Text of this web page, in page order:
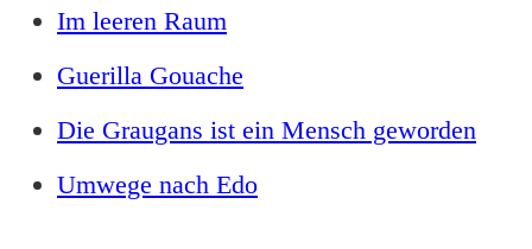
Im leeren Raum
Guerilla Gouache
Die Graugans ist ein Mensch geworden
Umwege nach Edo